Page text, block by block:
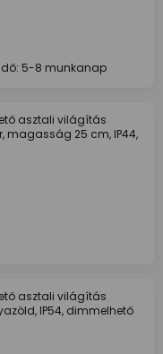
5-8 munkanap
asztali világítás
magasság 25 cm, IP44,
asztali világítás
IP54, dimmelhető